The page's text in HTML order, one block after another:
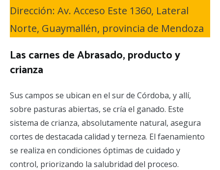
Dirección: Av. Acceso Este 1360, Lateral
Norte, Guaymallén, provincia de Mendoza
Las carnes de Abrasado, producto y
crianza
Sus campos se ubican en el sur de Córdoba, y allí,
sobre pasturas abiertas, se cría el ganado. Este
sistema de crianza, absolutamente natural, asegura
cortes de destacada calidad y terneza. El faenamiento
se realiza en condiciones óptimas de cuidado y
control, priorizando la salubridad del proceso.